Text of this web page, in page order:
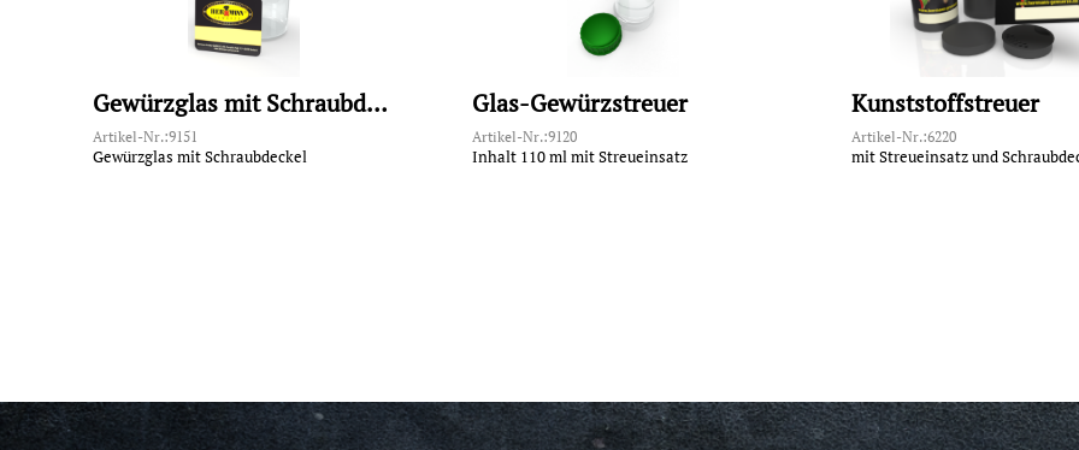
Gewürzglas mit Schraubdeckel
Artikel-Nr.:9151
Gewürzglas mit Schraubdeckel
Glas-Gewürzstreuer
Artikel-Nr.:9120
Inhalt 110 ml mit Streueinsatz
Kunststoffstreuer
Artikel-Nr.:6220
mit Streueinsatz und